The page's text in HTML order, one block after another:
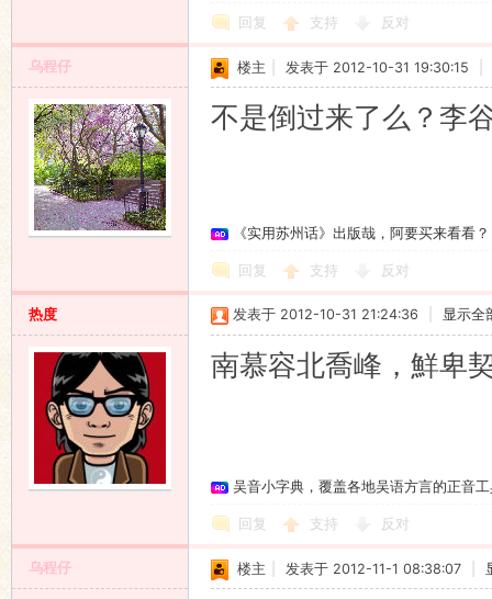
回复 支持 反对
乌程仔 楼主 发表于 2012-10-31 19:30:15
不是倒过来了么？李
《实用苏州话》出版哉，阿要买来看看？
回复 支持 反对
热度 发表于 2012-10-31 21:24:36 显示全
南慕容北喬峰，鮮卑
吴音小字典，覆盖各地吴语方言的正音
回复 支持 反对
乌程仔 楼主 发表于 2012-11-1 08:38:07